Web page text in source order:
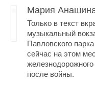
Мария
Только в текст
музыкальный
Павловского
сейчас на этом
после войны.